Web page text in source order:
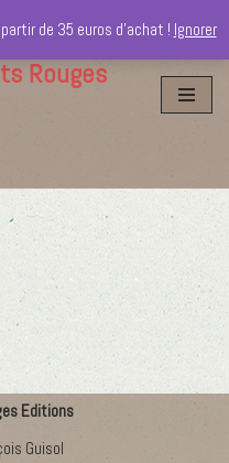
Rouges
Editions
Guisol
de 35 euros d'achat ! Ignorer